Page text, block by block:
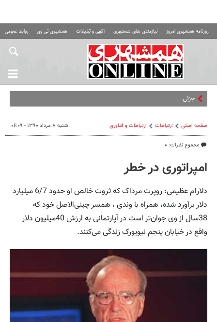
روزنامه همشهری امروز نیازمندی های همشهری آگهی و تبلیغات همشهری تی وی روابط عمومی
جزئیات بازگشت کارشناسان
صفحه اصلی ارتباطات ارتباطات و فناوری
مجموع نظرات: ۰
شنبه ۸ مرداد ۱۳۹۰ - ۰۶:۰۹
امپراتوری در خطر
دلارام عظیمی: روپرت مرداک که ثروت خالص او حدود 6/7 میلیارد
دلار برآورد شده، همراه با وندی ، همسر چینی‌الاصل خود که
38سال از وی جوان‌تر است در آپارتمانی به ارزش 40میلیون دلار
واقع در خیابان پنجم نیویورک زندگی می‌کنند.